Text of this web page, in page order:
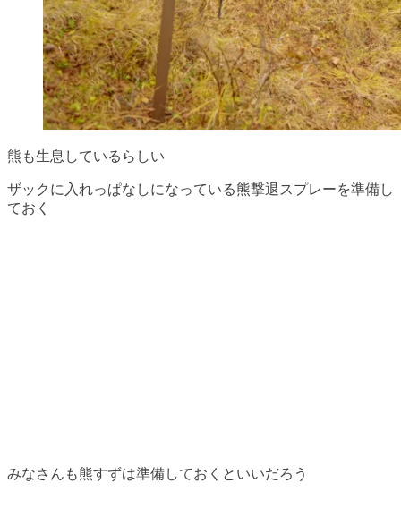
熊も生息しているらしい
ザックに入れっぱなしになっている熊撃退スプレーを準備し
ておく
みなさんも熊すずは準備しておくといいだろう